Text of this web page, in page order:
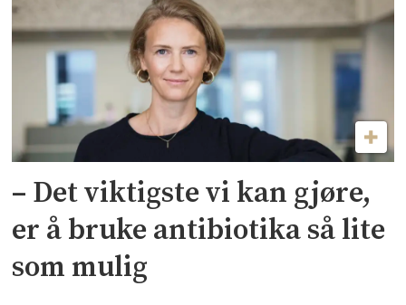
– Det viktigste vi kan gjøre,
er å bruke antibiotika så lite
som mulig